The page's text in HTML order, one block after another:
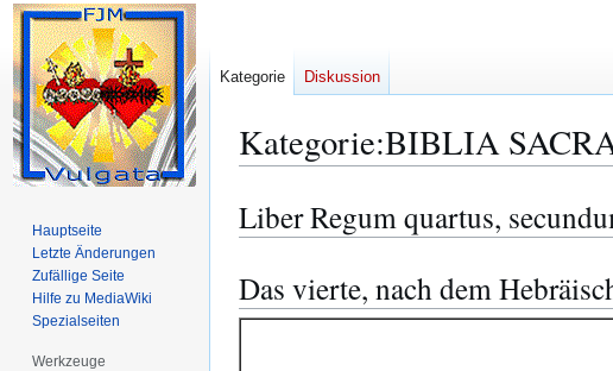
Kategorie:BIBLIA
Zur
Navigation
Zur
Suche
Liber Regum quartus,
Das vierte, nach dem
Kategorie Diskussion
Hauptseite
Letzte Änderungen
Zufällige Seite
Hilfe zu MediaWiki
Spezialseiten
Werkzeuge